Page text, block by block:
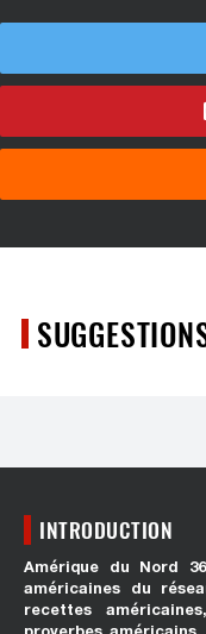
INTRODUCTION
Amérique du Nord
américaines du
recettes